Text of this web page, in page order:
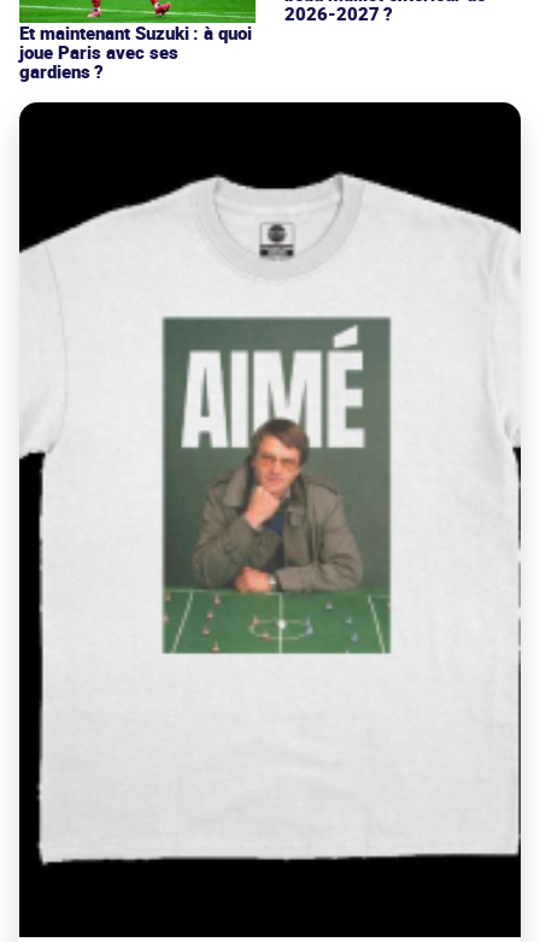
Et maintenant Suzuki : à quoi
joue Paris avec ses
gardiens ?
2026-2027 ?